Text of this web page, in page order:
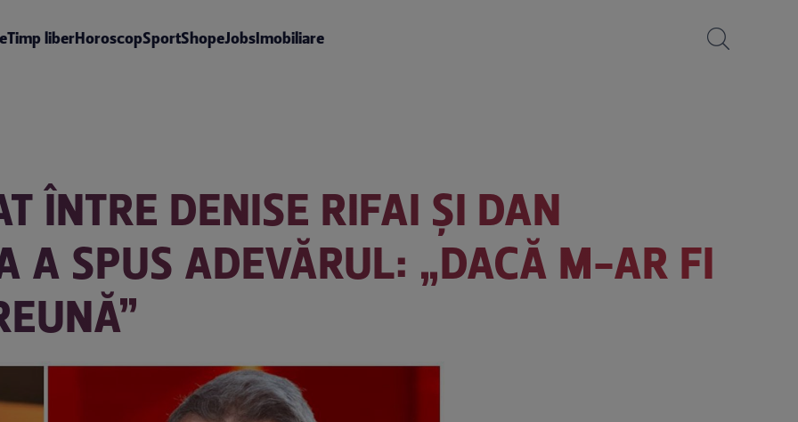
Timp liberHoroscopSportShopeJobsImobiliare
ÎNTRE DENISE RIFAI ȘI DAN
A SPUS ADEVĂRUL: „DACĂ M-AR FI